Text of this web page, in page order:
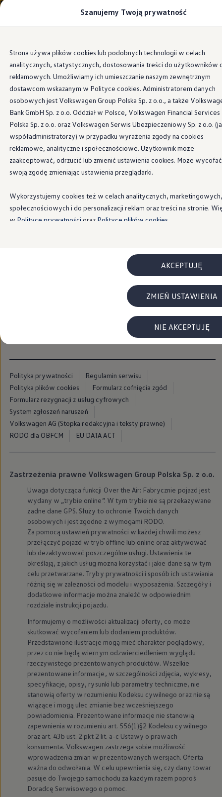
głównej
zawartości
do
stopki
Modele i konfigurator
Auta dostępne od ręki
Cenniki
Modele elektryczne i elektromobilność
Modele elektryczne
Modele elektryczne
Samochody hybrydowe
Przyszłe modele i auta koncepcyjne
ID.4 GTX Xtreme
ID.5 GTX “Xcite”
Nowy ID. Polo GTI
Ładowanie i zasięg
Ładowanie samochodu elektrycznego w domu
Ładowanie samochodu elektrycznego w trasie
Zasięg samochodów elektrycznych
Sposoby płatności
Korzyści i koszty
Koszty utrzymania
Leasing
Najem
Baterie wysokonapięciowe aut elektrycznych
Wyświetlacz head-up z rozszerzoną
System hamowania i odzyskiwanie energii
ID. Sound – poznaj wyjątkowy dźwięk
Strategia Way to Zero
Pozyskiwanie surowców przez recykling
BlueMotion Technologies
WLTP – zużycie paliwa i emisja CO₂
Recykling baterii i akumulatorów
Oprogramowanie i łączność
ID. Software 6
ID. Software i aktualizacje
Interfejs do Twojego ID.
Zakup, finansowanie i ubezpieczenia
Oferty promocyjne
Promocje na nowe samochody – SUV-y,
Oferty nowych i używanych aut
Najem
Finansowanie aut używanych
Finansowanie dla firm
Kalkulator finansowy
Kredyt i najem
Kredyt
Najem
Finansowanie aut używanych
Kalkulator finansowy
Ubezpieczenia i gwarancje
Ubezpieczenia komunikacyjne
Ubezpieczenie GAP/RTI
Gwarancje
Zakup i finansowanie dla biznesu
Leasing dla biznesu
Duża flota
Elektromobilność dla firm
Skonfiguruj Volkswagena
Poradnik kupującego
Volkswagen dla biznesu
Serwis, akcesoria i aktualizacje
myVolkswagen
Serwis i części
Przegląd okresowy
Naprawy i przeglądy
Olej silnikowy i płyny eksploatacyjne
Koła i opony
Pomoc w razie wypadku i awarii
Serwis i części na raty
Pakiet przeglądów dla Twojego Volkswagena
Badanie satysfakcji klienta – oceń nasz serwis
Ubezpieczenie opon
Akcesoria
Sklep online akcesoriów
Koła zimowe
Information
Folia ochronnana próg
Folie ochronne mogą zapewnić dodatkową ochronę przed
zabrudzeniami i zarysowaniami na progach drzwi. Są
dostępne w kolorze czarnym ze srebrnymi paskami
dekoracyjnymi.
Kup teraz
Polityka prywatności
Regulamin serwisu
Polityka plików cookies
Formularz cofnięcia zgód
Formularz rezygnacji z usług cyfrowych
System zgłoszeń naruszeń
Volkswagen AG (Stopka redakcyjna i teksty prawne)
RODO dla OBFCM
EU DATA ACT
Zastrzeżenia prawne Volkswagen Group Polska Sp. z o.o.
Uwaga dotycząca funkcji Over the Air: Fabrycznie pojazd jest
wydany w „trybie online”. W tym trybie nie są przekazywane
żadne dane GPS. Służy to ochronie Twoich danych
osobowych i jest zgodne z wymogami RODO.
Za pomocą ustawień prywatności w każdej chwili możesz
przełączyć pojazd w tryb offline lub online oraz aktywować
lub dezaktywować poszczególne usługi. Ustawienia te
określają, z jakich usług można korzystać i jakie dane są w tym
celu przetwarzane. Tryby prywatności i sposób ich ustawiania
różnią się w zależności od modelu i wyposażenia. Szczegóły i
dodatkowe informacje można znaleźć w odpowiednim
rozdziale instrukcji pojazdu.
Informujemy o możliwości aktualizacji oferty, co może
skutkować wycofaniem lub dodaniem produktów.
Przedstawione ilustracje mogą mieć charakter poglądowy,
przez co nie będą wiernym odzwierciedleniem wyglądu
rzeczywistego prezentowanych produktów. Wszelkie
prezentowane informacje, w szczególności zdjęcia, wykresy,
specyfikacje, opisy, rysunki lub parametry techniczne, nie
stanowią oferty w rozumieniu Kodeksu cywilnego oraz nie są
wiążące i mogą ulec zmianie bez wcześniejszego
powiadomienia. Prezentowane informacje nie stanowią
zapewnienia w rozumieniu art. 556(1)§2 Kodeksu cywilnego
oraz art. 43b ust. 2 pkt 2 lit. a-c Ustawy o prawach
konsumenta. Volkswagen zastrzega sobie możliwość
wprowadzenia zmian w prezentowanych wersjach. Oferta
ważna do odwołania. W celu upewnienia się, czy dany towar
pasuje do Twojego samochodu za każdym razem poproś
Doradcę Serwisowego o pomoc.
Szanujemy Twoją prywatność
Strona używa plików cookies lub podobnych technologii w celach
analitycznych, statystycznych, dostosowania treści do użytkowników
reklamowych. Umożliwiamy ich umieszczanie naszym zewnętrznym
dostawcom wskazanym w Polityce cookies. Administratorem danych
osobowych jest Volkswagen Group Polska Sp. z o.o., a także
Bank GmbH Sp. z o.o. Oddział w Polsce, Volkswagen Financial Services
Polska Sp. z o.o. oraz Volkswagen Serwis Ubezpieczeniowy Sp. z o.o.
współadministratorzy) w przypadku wyrażenia zgody na cookies
reklamowe, analityczne i społecznościowe. Użytkownik może
zaakceptować, odrzucić lub zmienić ustawienia cookies. Może wycofać
swoją zgodę zmieniając ustawienia przeglądarki.
Wykorzystujemy cookies też w celach analitycznych, marketingowych,
społecznościowych i do personalizacji reklam oraz treści na stronie.
w Polityce prywatności oraz Polityce plików cookies.
AKCEPTUJĘ
NIE AKCEPTUJĘ
ZMIEŃ USTAWIENIA